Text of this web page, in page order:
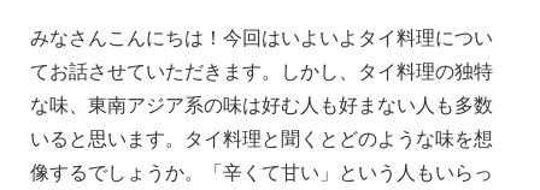
みなさんこんにちは！今回はいよいよタイ料理につい
てお話させていただきます。しかし、タイ料理の独特
な味、東南アジア系の味は好む人も好まない人も多数
いると思います。タイ料理と聞くとどのような味を想
像するでしょうか。「辛くて甘い」という人もいらっ